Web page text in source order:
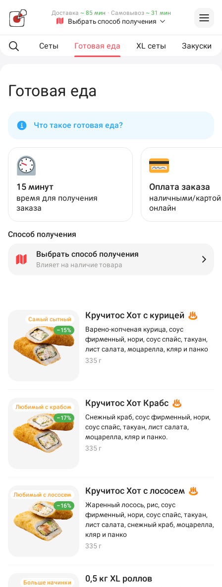
Выбрать способ получения
Доставка ~ 85 мин · Самовывоз ~ 31 мин
Сеты Готовая еда XL сеты Закуски
Готовая еда
Что такое готовая еда?
15 минут
время для получения
заказа
Оплата заказа
наличными/
онлайн
Способ получения
Выбрать способ получения
Влияет на наличие товара
–15%
Самый сытный Кручитос Хот с курицей
Варено-копченая курица, соус
фирменный, нори, соус спайс, такуан,
лист салата, моцарелла, кляр и панко
335 г
–17%
Любимый с крабом Кручитос Хот Крабс
Снежный краб, соус фирменный, нори,
соус спайс, такуан, лист салата,
моцарелла, кляр и панко.
335 г
–16%
Любимый с лососем Кручитос Хот с лососем
Жаренный лосось, рис, соус
фирменный, нори, соус спайс, такуан,
лист салата, снежный краб, моцарелла,
кляр и панко
335 г
Больше начинки 0,5 кг XL роллов